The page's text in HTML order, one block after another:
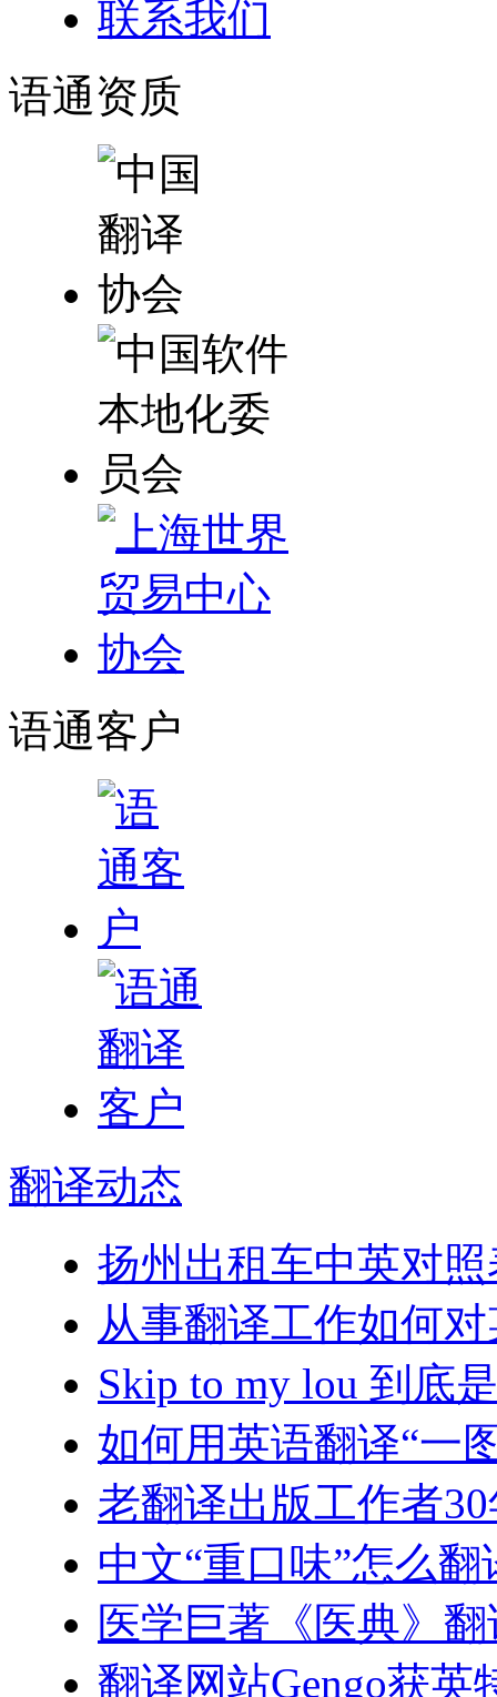
联系我们
语通资质
语通客户
翻译动态
扬州出租车中英对
从事翻译工作如何
Skip to my lou 到底
如何用英语翻译“一
老翻译出版工作者
中文“重口味”怎么
医学巨著《医典》
翻译网站Gengo获英